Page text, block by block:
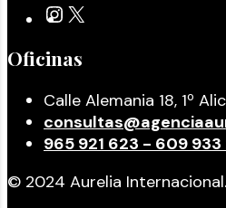
Oficinas
Calle Alemania 18, 1º
965 921 623 - 609 933
© 2024 Aurelia Internacional.